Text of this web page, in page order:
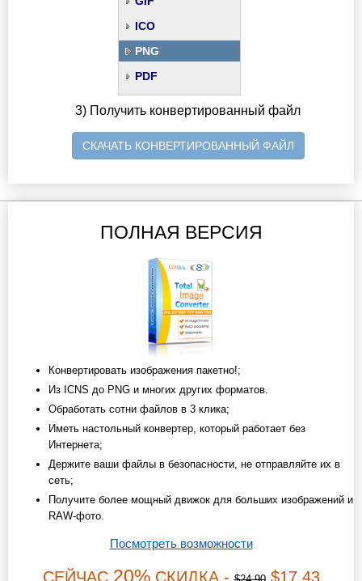
ICO
PNG
PDF
3) Получить конвертированный файл
СКАЧАТЬ КОНВЕРТИРОВАННЫЙ ФАЙЛ
ПОЛНАЯ ВЕРСИЯ
Конвертировать изображения пакетно!;
Из ICNS до PNG и многих других форматов.
Обработать сотни файлов в 3 клика;
Иметь настольный конвертер, который работает без
Интернета;
Держите ваши файлы в безопасности, не отправляйте их в
сеть;
Получите более мощный движок для больших изображений и
RAW-фото.
Посмотреть возможности
СЕЙЧАС 20%СКИДКА - $17.43